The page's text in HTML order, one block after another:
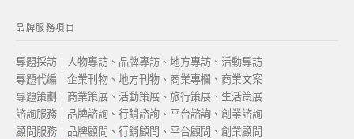
品牌服務項目
專題採訪｜人物專訪、品牌專訪、地方專訪、活動專訪
專題代編｜企業刊物、地方刊物、商業專欄、商業文案
專題策劃｜商業策展、活動策展、旅行策展、生活策展
諮詢服務｜品牌諮詢、行銷諮詢、平台諮詢、創業諮詢
顧問服務｜品牌顧問、行銷顧問、平台顧問、創業顧問